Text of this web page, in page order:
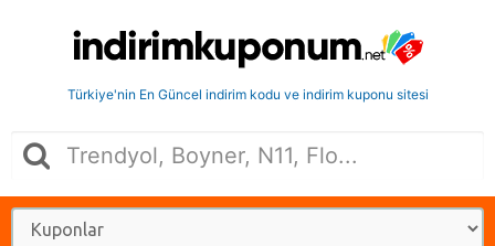
Türkiye'nin En Güncel indirim kodu ve indirim kuponu sitesi